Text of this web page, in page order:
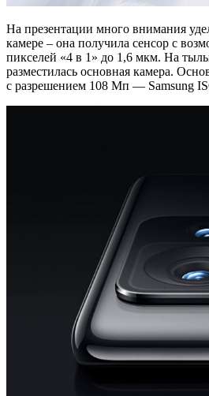
На презентации много внимания
камере – она получила сенсор с
пикселей «4 в 1» до 1,6 мкм. На
разместилась основная камера.
с разрешением 108 Мп — Samsung